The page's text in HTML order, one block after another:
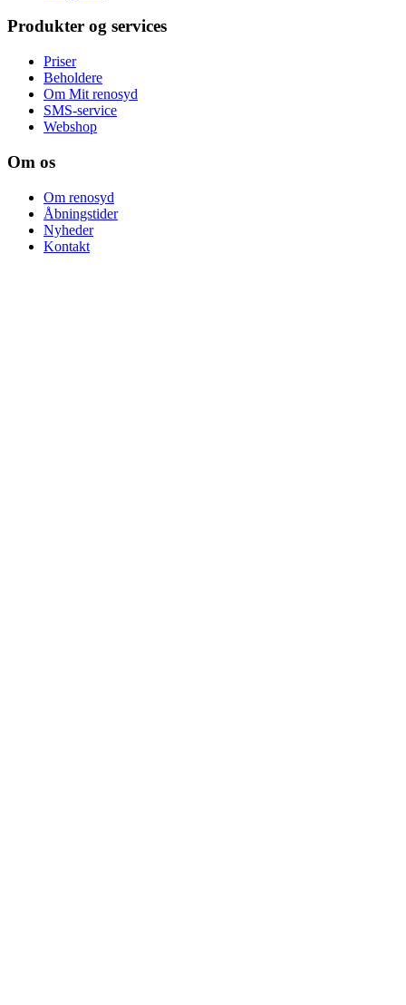
Produkter og services
Priser
Beholdere
Om Mit renosyd
SMS-service
Webshop
Om os
Om renosyd
Åbningstider
Nyheder
Kontakt